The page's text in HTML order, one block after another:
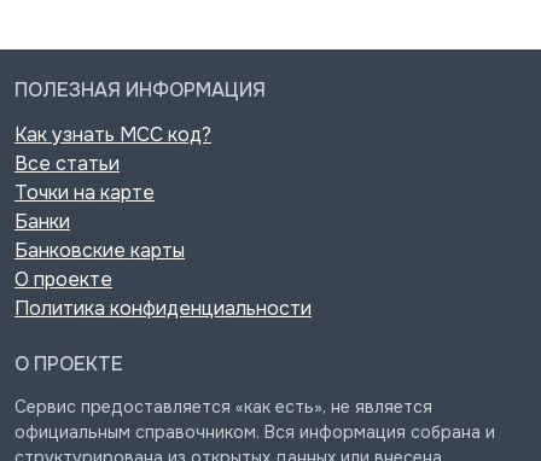
ПОЛЕЗНАЯ ИНФОРМАЦИЯ
Как узнать MCC код?
Все статьи
Точки на карте
Банки
Банковские карты
О проекте
Политика конфиденциальности
О ПРОЕКТЕ
Сервис предоставляется «как есть», не является
официальным справочником. Вся информация собрана и